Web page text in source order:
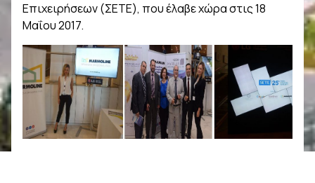
Επιχειρήσεων (ΣΕΤΕ), που έλαβε χώρα στις 18
Μαΐου 2017.